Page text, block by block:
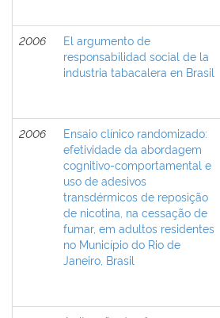
2006
El argumento de
responsabilidad social de la
industria tabacalera en Brasil
2006
Ensaio clínico randomizado:
efetividade da abordagem
cognitivo-comportamental e
uso de adesivos
transdérmicos de reposição
de nicotina, na cessação de
fumar, em adultos residentes
no Município do Rio de
Janeiro, Brasil